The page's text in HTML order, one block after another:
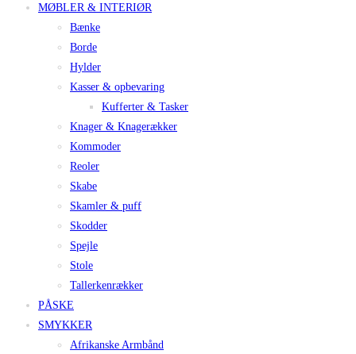
MØBLER & INTERIØR
Bænke
Borde
Hylder
Kasser & opbevaring
Kufferter & Tasker
Knager & Knagerækker
Kommoder
Reoler
Skabe
Skamler & puff
Skodder
Spejle
Stole
Tallerkenrækker
PÅSKE
SMYKKER
Afrikanske Armbånd